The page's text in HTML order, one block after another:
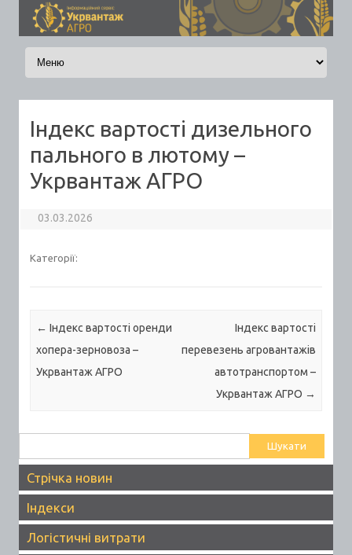
Skip to content
Індекс вартості дизельного
пального в лютому –
Укрвантаж АГРО
03.03.2026
Категорії:
Post navigation
← Індекс вартості оренди
хопера-зерновоза –
Укрвантаж АГРО
Індекс вартості
перевезень агровантажів
автотранспортом –
Укрвантаж АГРО →
Стрічка новин
Індекси
Логістичні витрати